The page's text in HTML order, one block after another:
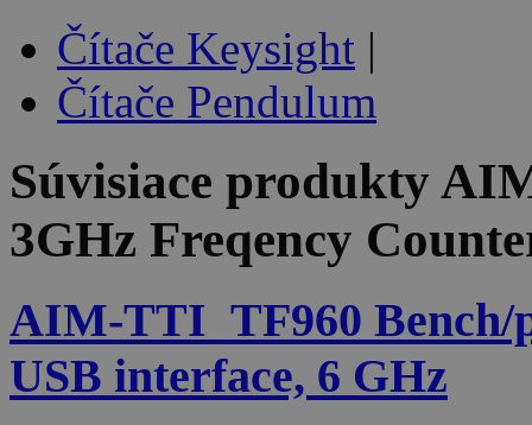
Čítače Keysight |
Čítače Pendulum
Súvisiace produkty
3GHz Freqency
AIM-TTI_TF960 Bench/
USB interface, 6 GHz